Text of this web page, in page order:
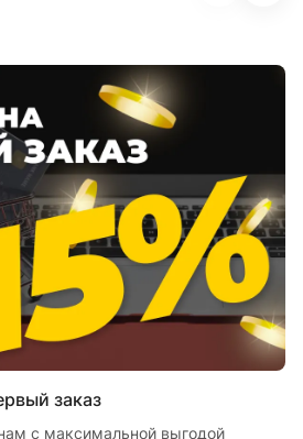
заказ
с максимальной выгодой